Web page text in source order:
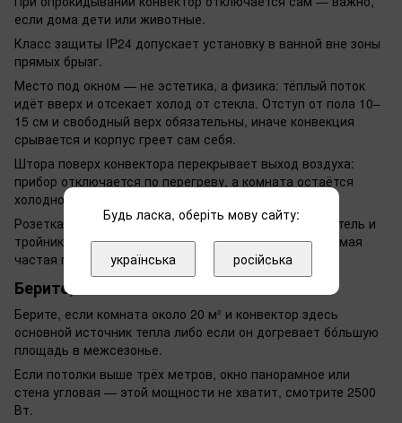
если дома дети или животные.
Класс защиты IP24 допускает установку в ванной вне зоны
прямых брызг.
Место под окном — не эстетика, а физика: тёплый поток
идёт вверх и отсекает холод от стекла. Отступ от пола 10–
15 см и свободный верх обязательны, иначе конвекция
срывается и корпус греет сам себя.
Штора поверх конвектора перекрывает выход воздуха:
прибор отключается по перегреву, а комната остаётся
холодной. Полка над корпусом даёт тот же эффект.
Розетка должна быть своя и с заземлением. Удлинитель и
тройник под такую нагрузку не рассчитаны — это самая
частая причина оплавленных вилок.
Берите, если
Берите, если комната около 20 м² и конвектор здесь
основной источник тепла либо если он догревает бо́льшую
площадь в межсезонье.
Если потолки выше трёх метров, окно панорамное или
стена угловая — этой мощности не хватит, смотрите 2500
Вт.
Будь ласка, оберіть мову сайту:
українська російська